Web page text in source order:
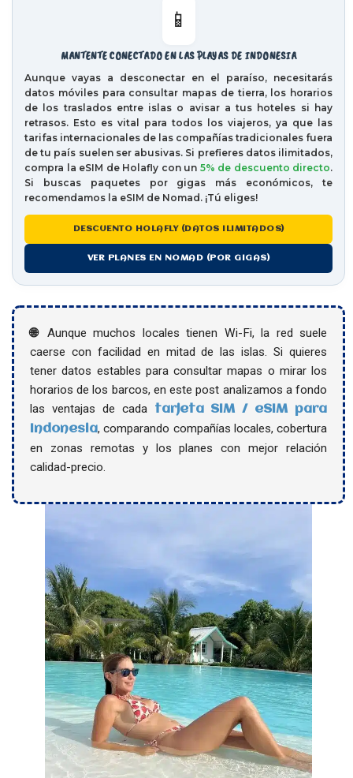
📱
MANTENTE CONECTADO EN LAS PLAYAS DE INDONESIA
Aunque vayas a desconectar en el paraíso, necesitarás
datos móviles para consultar mapas de tierra, los horarios
de los traslados entre islas o avisar a tus hoteles si hay
retrasos. Esto es vital para todos los viajeros, ya que las
tarifas internacionales de las compañías tradicionales fuera
de tu país suelen ser abusivas. Si prefieres datos ilimitados,
compra la eSIM de Holafly con un 5% de descuento directo.
Si buscas paquetes por gigas más económicos, te
recomendamos la eSIM de Nomad. ¡Tú eliges!
DESCUENTO HOLAFLY (DATOS ILIMITADOS)
VER PLANES EN NOMAD (POR GIGAS)
🌐 Aunque muchos locales tienen Wi-Fi, la red suele
caerse con facilidad en mitad de las islas. Si quieres
tener datos estables para consultar mapas o mirar los
horarios de los barcos, en este post analizamos a fondo
las ventajas de cada tarjeta SIM / eSIM para
Indonesia, comparando compañías locales, cobertura
en zonas remotas y los planes con mejor relación
calidad-precio.